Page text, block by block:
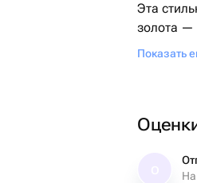
Эта
золота —
Состав: 5
Показать
На